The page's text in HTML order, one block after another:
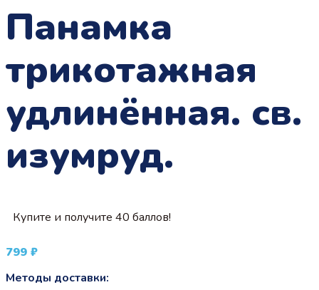
Панамка
трикотажная
удлинённая. св.
изумруд.
Купите и получите 40 баллов!
799 ₽
Методы доставки: